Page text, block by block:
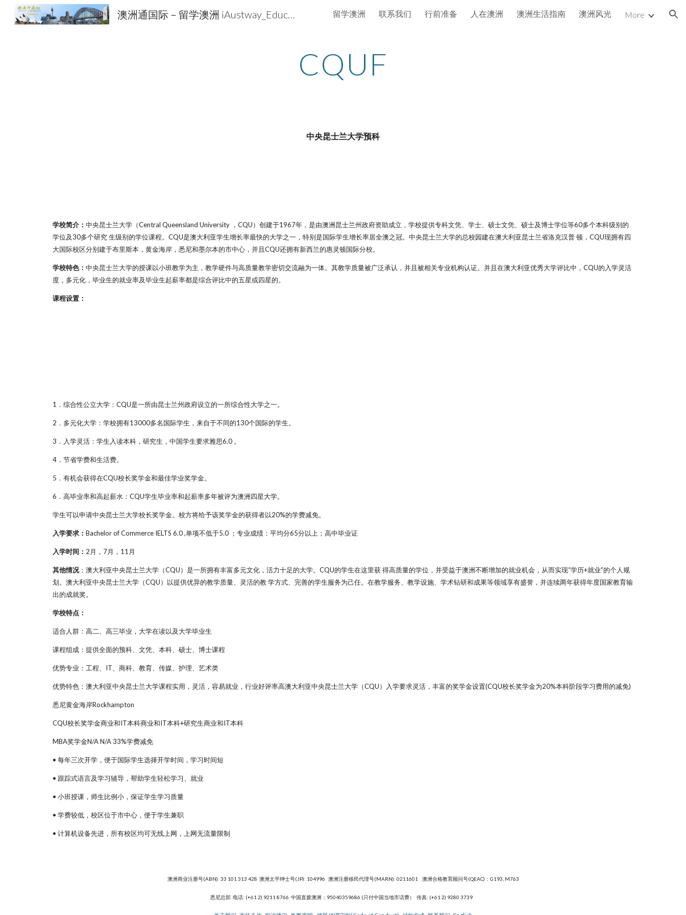
Skip to main content Skip to navigation
澳洲通国际－留学澳洲 iAustway_Education 留学澳洲 联系我们 行前准备 人在澳洲 澳洲生活指南 澳洲风光 More
CQUF
中央昆士兰大学预科
学校简介： 中央昆士兰大学（Central Queensland University ，CQU）创建于1967年，是由澳洲昆士兰州政府资助成立，学校提供专科文凭、学士、硕士文凭、硕士及博士学位等60多个本科级别的
学位及30多个研究 生级别的学位课程。CQU是澳大利亚学生增长率最快的大学之一，特别是国际学生增长率居全澳之冠。中央昆士兰大学的总校园建在澳大利亚昆士兰省洛克汉普 顿，CQU现拥有四
大国际校区分别建于布里斯本，黄金海岸，悉尼和墨尔本的市中心，并且CQU还拥有新西兰的惠灵顿国际分校。
学校特色： 中央昆士兰大学的授课以小班教学为主，教学硬件与高质量教学密切交流融为一体。其教学质量被广泛承认，并且被相关专业机构认证。并且在澳大利亚优秀大学评比中，CQU的入学灵活
度，多元化，毕业生的就业率及毕业生起薪率都是综合评比中的五星或四星的。
课程设置：
1．综合性公立大学：CQU是一所由昆士兰州政府设立的一所综合性大学之一。
2．多元化大学：学校拥有13000多名国际学生，来自于不同的130个国际的学生。
3．入学灵活：学生入读本科，研究生，中国学生要求雅思6.0 。
4．节省学费和生活费。
5．有机会获得在CQU校长奖学金和最佳学业奖学金。
6．高毕业率和高起薪水：CQU学生毕业率和起薪率多年被评为澳洲四星大学。
学生可以申请中央昆士兰大学校长奖学金。校方将给予该奖学金的获得者以20%的学费减免。
入学要求： Bachelor of Commerce IELTS 6.0 ,单项不低于5.0 ；专业成绩：平均分65分以上；高中毕业证
入学时间： 2月，7月，11月
其他情况：澳大利亚中央昆士兰大学（CQU）是一所拥有丰富多元文化，活力十足的大学。CQU的学生在这里获 得高质量的学位，并受益于澳洲不断增加的就业机会，从而实现“学历+就业”的个人规
划。澳大利亚中央昆士兰大学（CQU）以提供优异的教学质量、灵活的教 学方式、完善的学生服务为己任。在教学服务、教学设施、学术钻研和成果等领域享有盛誉，并连续两年获得年度国家教育输
出的成就奖。
学校特点：
适合人群：高二、高三毕业，大学在读以及大学毕业生
课程组成：提供全面的预科、文凭、本科、硕士、博士课程
优势专业：工程、IT、商科、教育、传媒、护理、艺术类
优势特色：澳大利亚中央昆士兰大学课程实用，灵活，容易就业，行业好评率高澳大利亚中央昆士兰大学（CQU）入学要求灵活，丰富的奖学金设置(CQU校长奖学金为20%本科阶段学习费用的减免)
悉尼黄金海岸Rockhampton
CQU校长奖学金商业和IT本科商业和IT本科+研究生商业和IT本科
MBA奖学金N/A N/A 33%学费减免
• 每年三次开学，便于国际学生选择开学时间，学习时间短
• 跟踪式语言及学习辅导，帮助学生轻松学习、就业
• 小班授课，师生比例小，保证学生学习质量
• 学费较低，校区位于市中心，便于学生兼职
• 计算机设备先进，所有校区均可无线上网，上网无流量限制
澳洲商业注册号(ABN): 33 101 313 428 澳洲太平绅士号(JP): 104996 澳洲注册移民代理号(MARN): 0211601 澳洲合格教育顾问号(QEAC)：G193, M763
悉尼总部 电话: (+61 2) 9211 8766 中国直拨澳洲：95040359686 (只付中国当地市话费） 传真: (+61 2) 9280 3739